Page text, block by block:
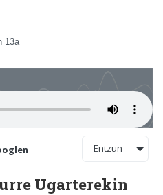
13a
Entzun
Ugarterekin